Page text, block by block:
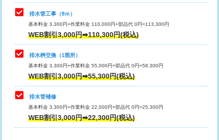
マス交換（深さ50㎝未満）
マス交換（深さ50㎝以上）
コンクリート斫り（厚さ10㎝まで）
コンクリート斫り（厚さ10㎝超え）
モルタル補修（厚さ10㎝まで）
モルタル補修（厚さ10㎝超え）
その他部品の脱着
交換・取付（タンク）
交換・取付(単水栓（壁付・デッキ
式）)
交換・取付(混合水栓（壁付・デッキ
式・ワンホール）)
16,500円+材料費
交換・取付(排水栓・排水トラップ
排水管工事（8ｍ）
基本料金 3,300円+作業料金 110,000円+部品代 0円=113,300円
WEB割引3,000円➡110,300円(税込)
排水桝交換（1箇所）
基本料金 3,300円+作業料金 55,000円+部品代 0円=58,300円
WEB割引3,000円➡55,300円(税込)
排水管補修
基本料金 3,300円+作業料金 22,000円+部品代 0円=25,300円
WEB割引3,000円➡22,300円(税込)